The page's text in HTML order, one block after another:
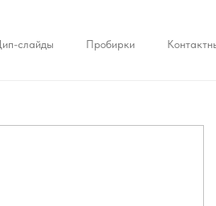
слайды Пробирки